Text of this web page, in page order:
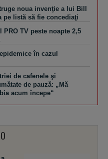
noua invenţie a lui Bill
pe listă să fie concediaţi
TV peste noapte 2,5
în cazul
de cafenele şi
de pauză: „Mă
acum începe“